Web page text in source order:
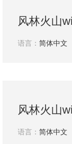
风林火山
语言： 简体中文
风林火山
语言： 简体中文